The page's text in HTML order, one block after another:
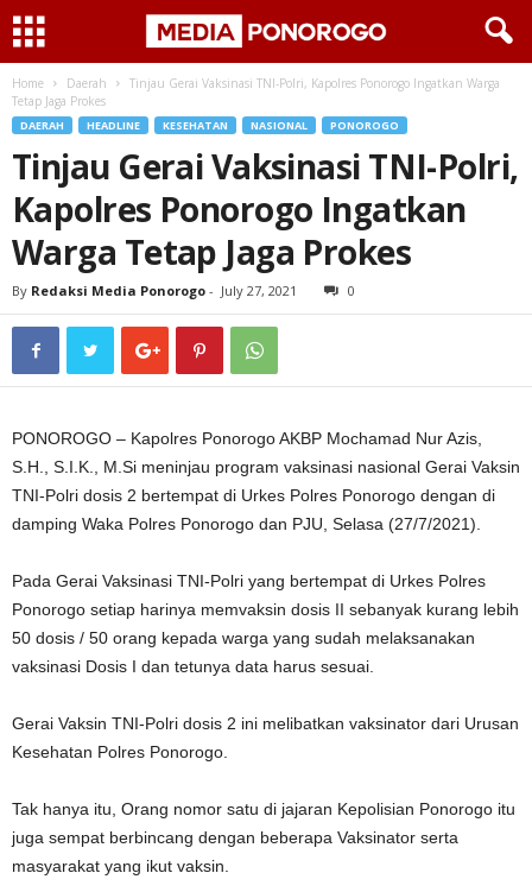
Home Daerah
Tinjau Gerai Vaksinasi TNI-Polri, Kapolres Ponorogo Ingatkan Warga
Tetap Jaga Prokes
DAERAH HEADLINE KESEHATAN NASIONAL PONOROGO
Tinjau Gerai Vaksinasi TNI-Polri,
Kapolres Ponorogo Ingatkan
Warga Tetap Jaga Prokes
By Redaksi Media Ponorogo - July 27, 2021 0
PONOROGO – Kapolres Ponorogo AKBP Mochamad Nur Azis,
S.H., S.I.K., M.Si meninjau program vaksinasi nasional Gerai Vaksin
TNI-Polri dosis 2 bertempat di Urkes Polres Ponorogo dengan di
damping Waka Polres Ponorogo dan PJU, Selasa (27/7/2021).
Pada Gerai Vaksinasi TNI-Polri yang bertempat di Urkes Polres
Ponorogo setiap harinya memvaksin dosis II sebanyak kurang lebih
50 dosis / 50 orang kepada warga yang sudah melaksanakan
vaksinasi Dosis I dan tetunya data harus sesuai.
Gerai Vaksin TNI-Polri dosis 2 ini melibatkan vaksinator dari Urusan
Kesehatan Polres Ponorogo.
Tak hanya itu, Orang nomor satu di jajaran Kepolisian Ponorogo itu
juga sempat berbincang dengan beberapa Vaksinator serta
masyarakat yang ikut vaksin.